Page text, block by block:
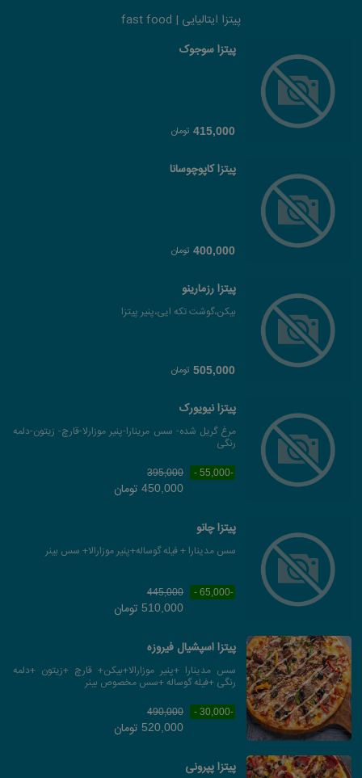
پیتزا ایتالیایی | fast food
پیتزا سوجوک
415,000 تومان
پیتزا کاپوچوسانا
400,000 تومان
پیتزا رزمارینو
بیکن،گوشت تکه ایی،پنیر پیتزا
505,000 تومان
پیتزا نیویورک
مرغ گریل شده- سس مرینارا-پنیر موزارلا-قارچ- زیتون-دلمه
رنگی
-55,000 -
395,000
450,000 تومان
پیتزا چانو
سس مدینارا + فیله گوساله+پنیر موزارالا+ سس بینر
-65,000 -
445,000
510,000 تومان
پیتزا اسپشیال فیروزه
سس مدینارا +پنیر موزارالا+بیکن+ قارچ +زیتون +دلمه
رنگی +فیله گوساله +سس مخصوص بینر
-30,000 -
490,000
520,000 تومان
پیتزا پپرونی